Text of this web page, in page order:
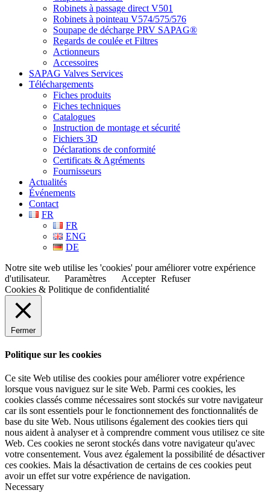
Robinets à passage direct V501
Robinets à pointeau V574/575/576
Soupape de décharge PRV SAPAG®
Regards de coulée et Filtres
Actionneurs
Accessoires
SAPAG Valves Services
Téléchargements
Fiches produits
Fiches techniques
Catalogues
Instruction de montage et sécurité
Fichiers 3D
Déclarations de conformité
Certificats & Agréments
Fournisseurs
Actualités
Événements
Contact
FR
FR
ENG
DE
Notre site web utilise les 'cookies' pour améliorer votre expérience
d'utilisateur.
Paramètres Accepter Refuser
Cookies & Politique de confidentialité
Fermer
Politique sur les cookies
Ce site Web utilise des cookies pour améliorer votre expérience
lorsque vous naviguez sur le site Web. Parmi ces cookies, les
cookies classés comme nécessaires sont stockés sur votre navigateur
car ils sont essentiels pour le fonctionnement des fonctionnalités de
base du site Web. Nous utilisons également des cookies tiers qui
nous aident à analyser et à comprendre comment vous utilisez ce site
Web. Ces cookies ne seront stockés dans votre navigateur qu'avec
votre consentement. Vous avez également la possibilité de désactiver
ces cookies. Mais la désactivation de certains de ces cookies peut
avoir un effet sur votre expérience de navigation.
Necessary